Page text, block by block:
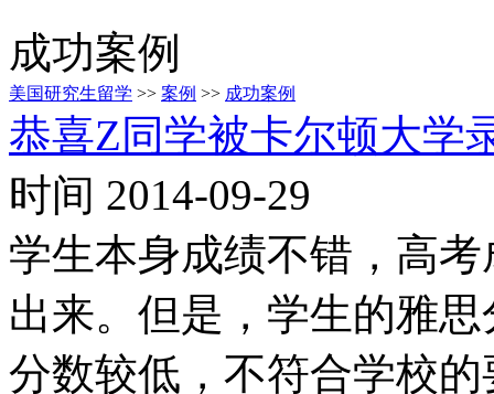
成功案例
美国研究生留学 >> 案例 >> 成功案例
恭喜Z同学被卡尔顿大学
时间 2014-09-29
学生本身成绩不错，高
出来。但是，学生的雅
分数较低，不符合学校